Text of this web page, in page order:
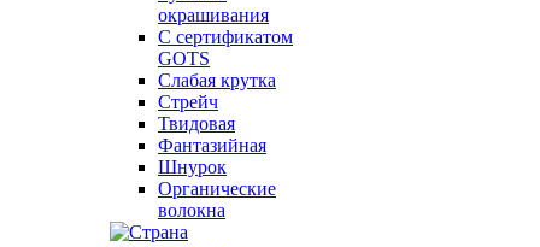
окрашивания
С сертификатом
GOTS
Слабая крутка
Стрейч
Твидовая
Фантазийная
Шнурок
Органические
волокна